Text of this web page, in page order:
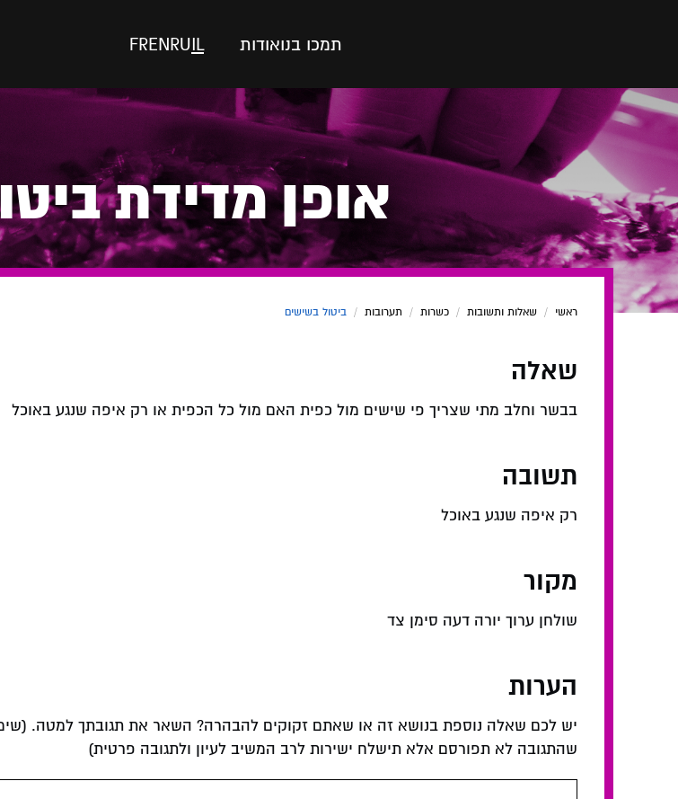
תמכו בנואודות IL
RU
EN
FR
אופן מדידת
ראשי / שאלות ותשובות / כשרות / תערובות / ביטול בשישים
שאלה
בבשר וחלב מתי שצריך פי שישים מול כפית האם מול כל הכפית או רק איפה שנגע באוכל
תשובה
רק איפה שנגע באוכל
מקור
שולחן ערוך יורה דעה סימן צד
הערות
יש לכם שאלה נוספת בנושא זה או שאתם זקוקים להבהרה? השאר את תגובתך למטה.
שהתגובה לא תפורסם אלא תישלח ישירות לרב המשיב לעיון ולתגובה פרטית)